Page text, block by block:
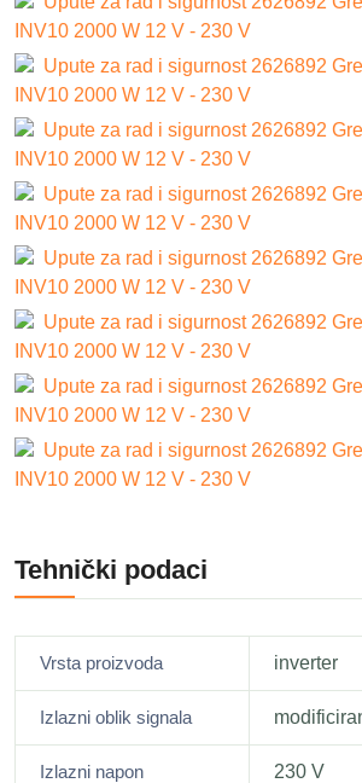
INV10 2000 W 12 V - 230 V
Upute za rad i sigurnost 2626892
INV10 2000 W 12 V - 230 V
Upute za rad i sigurnost 2626892
INV10 2000 W 12 V - 230 V
Upute za rad i sigurnost 2626892
INV10 2000 W 12 V - 230 V
Upute za rad i sigurnost 2626892
INV10 2000 W 12 V - 230 V
Upute za rad i sigurnost 2626892
INV10 2000 W 12 V - 230 V
Upute za rad i sigurnost 2626892
INV10 2000 W 12 V - 230 V
Upute za rad i sigurnost 2626892
INV10 2000 W 12 V - 230 V
Tehnički podaci
Vrsta proizvoda inverter
Izlazni oblik signala
Izlazni napon 230 V